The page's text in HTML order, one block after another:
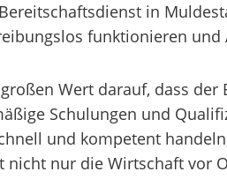
in
funktionieren
Wert darauf, dass
Schulungen und
und kompetent
nicht nur die Wirtschaft vor